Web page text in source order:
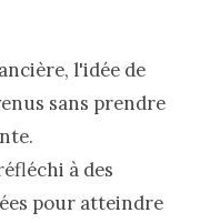
l'idée de
sans prendre
à des
pour atteindre